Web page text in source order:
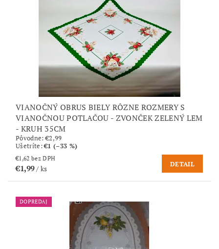
VIANOČNÝ OBRUS BIELY RÔZNE ROZMERY S
VIANOČNOU POTLAČOU - ZVONČEK ZELENÝ LEM
- KRUH 35CM
Pôvodne:€2,99
Ušetríte:€1 (–33 %)
€1,62 bez DPH
€1,99/ ks
DETAIL
DOPREDAJ